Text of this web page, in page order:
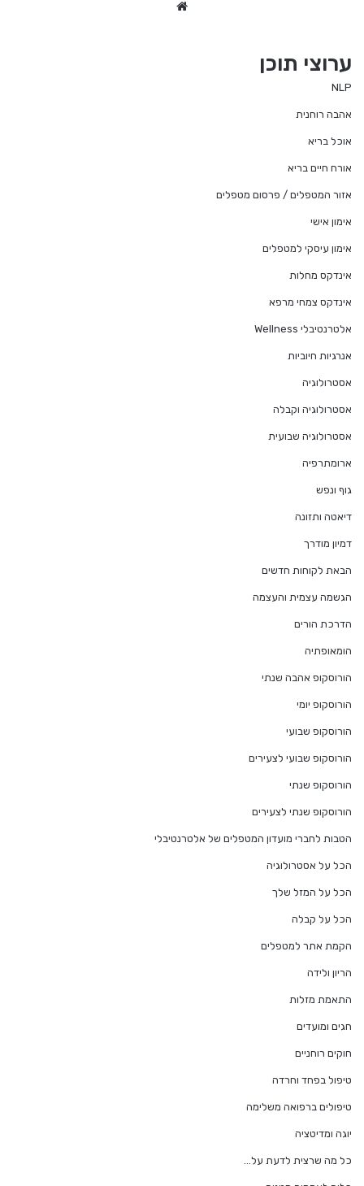
ערוצי תוכן
NLP
אהבה רוחנית
אוכל בריא
אורח חיים בריא
אזור המטפלים / פרסום מטפלים
אימון אישי
אימון עיסקי למטפלים
אינדקס מחלות
אינדקס צמחי מרפא
אלטרנטיבלי Wellness
אנרגיות חיוביות
אסטרולוגיה
אסטרולוגיה וקבלה
אסטרולוגיה שבועית
ארומתרפיה
גוף ונפש
דיאטה ותזונה
דמיון מודרך
הבאת לקוחות חדשים
הגשמה עצמית והעצמה
הדרכת הורים
הומאופתיה
הורוסקופ אהבה שנתי
הורוסקופ יומי
הורוסקופ שבועי
הורוסקופ שבועי לצעירים
הורוסקופ שנתי
הורוסקופ שנתי לצעירים
הטבות לחברי מועדון המטפלים של אלטרנטיבלי
הכל על אסטרולוגיה
הכל על המזל שלך
הכל על קבלה
הקמת אתר למטפלים
הריון ולידה
התאמת מזלות
חגים ומועדים
חוקים רוחניים
טיפול בפחד וחרדה
טיפולים ברפואה משלימה
יוגה ומדיטציה
כל מה שרצית לדעת על…